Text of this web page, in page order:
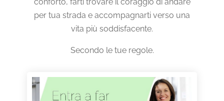
per tua strada e accompagnarti verso una
vita più soddisfacente.
Secondo le tue regole.